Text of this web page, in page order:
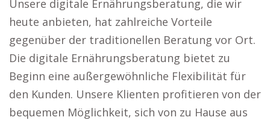
Unsere digitale Ernährungsberatung, die wir
heute anbieten, hat zahlreiche Vorteile
gegenüber der traditionellen Beratung vor Ort.
Die digitale Ernährungsberatung bietet zu
Beginn eine außergewöhnliche Flexibilität für
den Kunden. Unsere Klienten profitieren von der
bequemen Möglichkeit, sich von zu Hause aus